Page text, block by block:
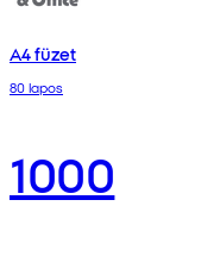
A4 füzet
80 lapos
1000